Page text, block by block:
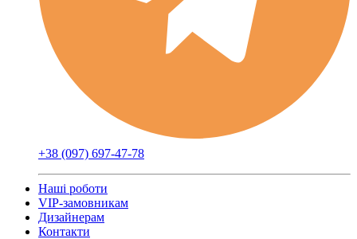
+38 (097) 697-47-78
Наші роботи
VIP-замовникам
Дизайнерам
Контакти